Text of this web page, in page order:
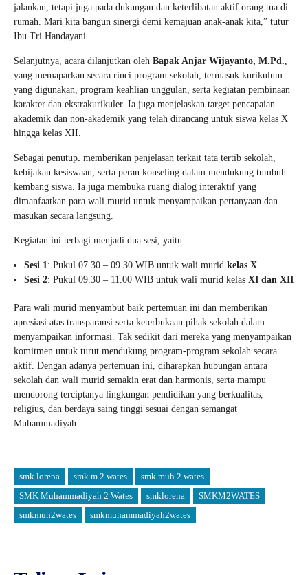
jalankan, tetapi juga pada dukungan dan keterlibatan aktif orang tua di
rumah. Mari kita bangun sinergi demi kemajuan anak-anak kita,” tutur
Ibu Tri Handayani.
Selanjutnya, acara dilanjutkan oleh Bapak Anjar Wijayanto, M.Pd.,
yang memaparkan secara rinci program sekolah, termasuk kurikulum
yang digunakan, program keahlian unggulan, serta kegiatan pembinaan
karakter dan ekstrakurikuler. Ia juga menjelaskan target pencapaian
akademik dan non-akademik yang telah dirancang untuk siswa kelas X
hingga kelas XII.
Sebagai penutup. memberikan penjelasan terkait tata tertib sekolah,
kebijakan kesiswaan, serta peran konseling dalam mendukung tumbuh
kembang siswa. Ia juga membuka ruang dialog interaktif yang
dimanfaatkan para wali murid untuk menyampaikan pertanyaan dan
masukan secara langsung.
Kegiatan ini terbagi menjadi dua sesi, yaitu:
Sesi 1: Pukul 07.30 – 09.30 WIB untuk wali murid kelas X
Sesi 2: Pukul 09.30 – 11.00 WIB untuk wali murid kelas XI dan XII
Para wali murid menyambut baik pertemuan ini dan memberikan
apresiasi atas transparansi serta keterbukaan pihak sekolah dalam
menyampaikan informasi. Tak sedikit dari mereka yang menyampaikan
komitmen untuk turut mendukung program-program sekolah secara
aktif. Dengan adanya pertemuan ini, diharapkan hubungan antara
sekolah dan wali murid semakin erat dan harmonis, serta mampu
mendorong terciptanya lingkungan pendidikan yang berkualitas,
religius, dan berdaya saing tinggi sesuai dengan semangat
Muhammadiyah
smk lorena smk m 2 wates
smk muh 2 wates
SMK Muhammadiyah 2 Wates
smklorena
SMKM2WATES
smkmuh2wates
smkmuhammadiyah2wates